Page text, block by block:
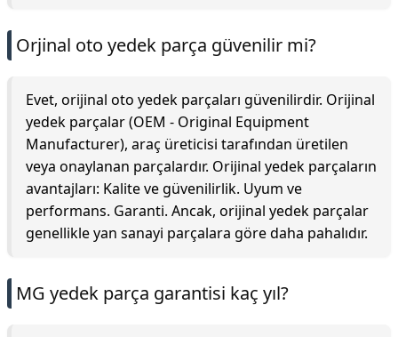
Orji̇nal oto yedek parça güvenilir mi?
Evet, orijinal oto yedek parçaları güvenilirdir. Orijinal
yedek parçalar (OEM - Original Equipment
Manufacturer), araç üreticisi tarafından üretilen
veya onaylanan parçalardır. Orijinal yedek parçaların
avantajları: Kalite ve güvenilirlik. Uyum ve
performans. Garanti. Ancak, orijinal yedek parçalar
genellikle yan sanayi parçalara göre daha pahalıdır.
MG yedek parça garantisi kaç yıl?